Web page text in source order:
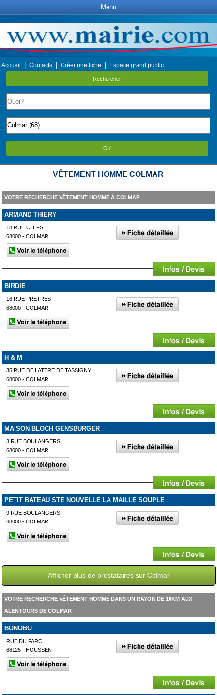
Menu
Accueil Contacts Créer une fiche Espace grand public
Rechercher
OK
VÊTEMENT HOMME COLMAR
VOTRE RECHERCHE VÊTEMENT HOMME À COLMAR
ARMAND THIERY
18 RUE CLEFS
68000 - COLMAR
BIRDIE
16 RUE PRETRES
68000 - COLMAR
H & M
35 RUE DE LATTRE DE TASSIGNY
68000 - COLMAR
MAISON BLOCH GENSBURGER
3 RUE BOULANGERS
68000 - COLMAR
PETIT BATEAU STE NOUVELLE LA MAILLE SOUPLE
9 RUE BOULANGERS
68000 - COLMAR
Afficher plus de prestataires sur Colmar
VOTRE RECHERCHE VÊTEMENT HOMME DANS UN RAYON DE 10KM AUX
ALENTOURS DE COLMAR
BONOBO
RUE DU PARC
68125 - HOUSSEN